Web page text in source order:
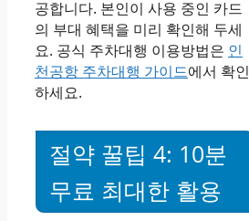
공합니다. 본인이 사용 중인 카드
의 부대 혜택을 미리 확인해 두세
요. 공식 주차대행 이용방법은 인
천공항 주차대행 가이드에서 확인
하세요.
절약 꿀팁 4: 10분
무료 최대한 활용